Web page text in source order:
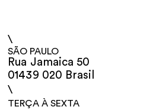
\
SÃO PAULO
Rua Jamaica 50
01439 020 Brasil
\
TERÇA À SEXTA